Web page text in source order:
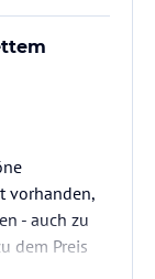
vorhanden,
- auch zu
dem Preis